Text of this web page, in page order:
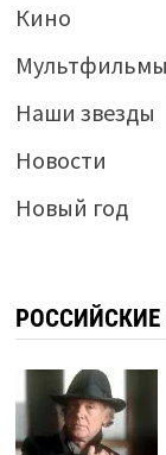
Кино
Мультфильмы
Наши звезды
Новости
Новый год